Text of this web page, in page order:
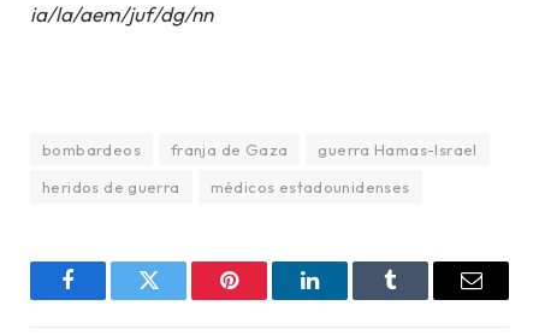
ia/la/aem/juf/dg/nn
bombardeos franja de Gaza
guerra Hamas-Israel
heridos de guerra
médicos estadounidenses
FacebookTwitter Pinterest LinkedInTumblr Email